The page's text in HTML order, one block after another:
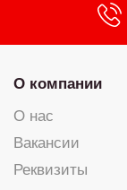
О компании
О нас
Вакансии
Реквизиты